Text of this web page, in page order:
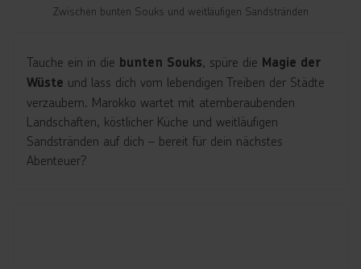
Zwischen bunten Souks und weitläufigen Sandstränden
Tauche ein in die bunten Souks, spüre die Magie der
Wüste und lass dich vom lebendigen Treiben der Städte
verzaubern. Marokko wartet mit atemberaubenden
Landschaften, köstlicher Küche und weitläufigen
Sandstränden auf dich – bereit für dein nächstes
Abenteuer?